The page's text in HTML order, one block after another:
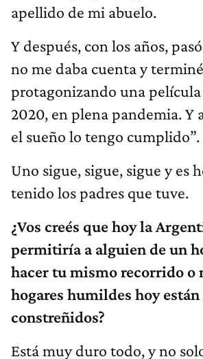
apellido de mi abuelo.
Y después, con los años,
no me daba cuenta y terminé
protagonizando una película
2020, en plena pandemia. Y
el sueño lo tengo cumplido”.
Uno sigue, sigue, sigue y es
tenido los padres que tuve.
¿Vos creés que hoy la
permitiría a alguien de un
hacer tu mismo recorrido o
hogares humildes hoy
constreñidos?
Está muy duro todo, y no